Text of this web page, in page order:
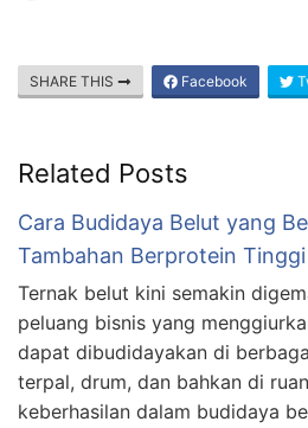
SHARE THIS Facebook
Related Posts
Cara Budidaya Belut yang
Tambahan Berprotein Tinggi
Ternak belut kini semakin
peluang bisnis yang
dapat dibudidayakan di
terpal, drum, dan bahkan di
keberhasilan dalam budidaya